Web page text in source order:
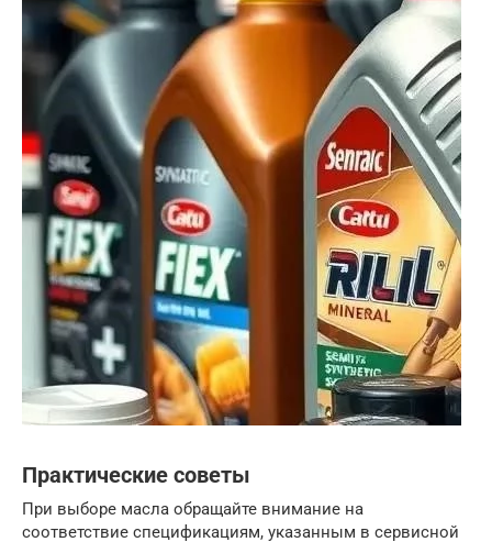
Практические советы
При выборе масла обращайте внимание на
соответствие спецификациям, указанным в сервисной